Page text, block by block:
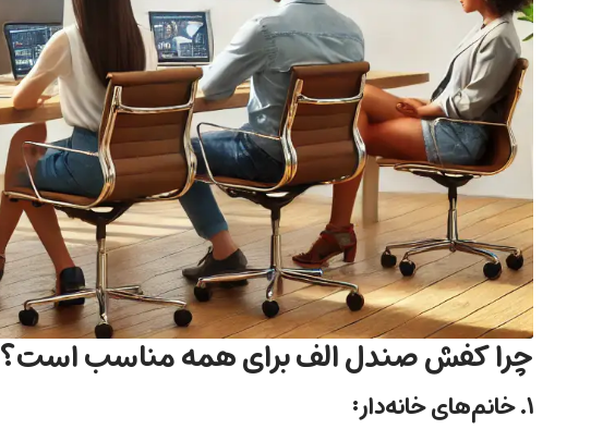
چرا کفش صندل الف برای همه مناسب است؟
1. خانم‌های خانه‌دار: